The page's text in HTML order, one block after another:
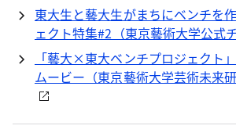
東大生と藝大生がまちにベンチを
ェクト特集#2（東京藝術大学公式
「藝大×東大ベンチプロジェクト
ムービー（東京藝術大学芸術未来